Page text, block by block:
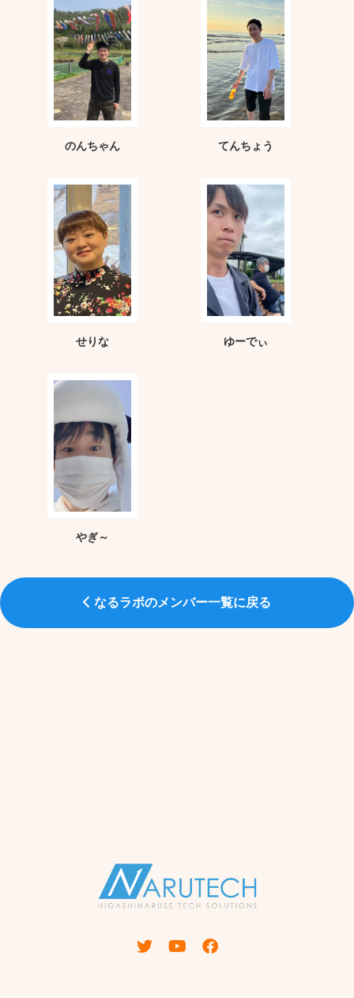
のんちゃん てんちょう
せりな ゆーでぃ
やぎ～
なるラボのメンバー一覧に戻る